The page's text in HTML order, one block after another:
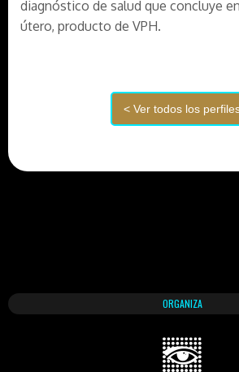
diagnóstico de salud que concluye
útero, producto de VPH.
ORGANIZA